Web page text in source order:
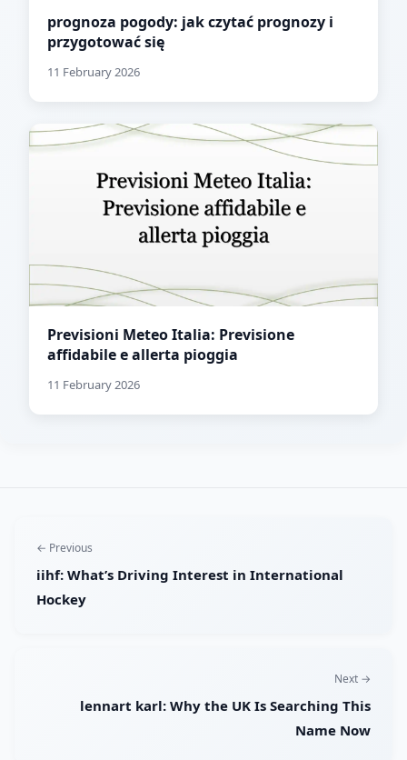
prognoza pogody: jak czytać prognozy i
przygotować się
11 February 2026
Previsioni Meteo Italia: Previsione
affidabile e allerta pioggia
11 February 2026
← Previous
iihf: What’s Driving Interest in International
Hockey
Next →
lennart karl: Why the UK Is Searching This
Name Now